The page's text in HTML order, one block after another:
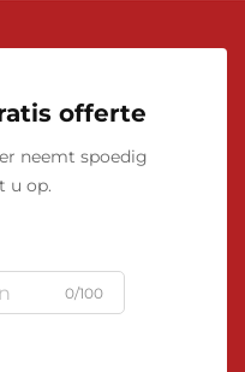
offerte
neemt spoedig
u op.
0/100